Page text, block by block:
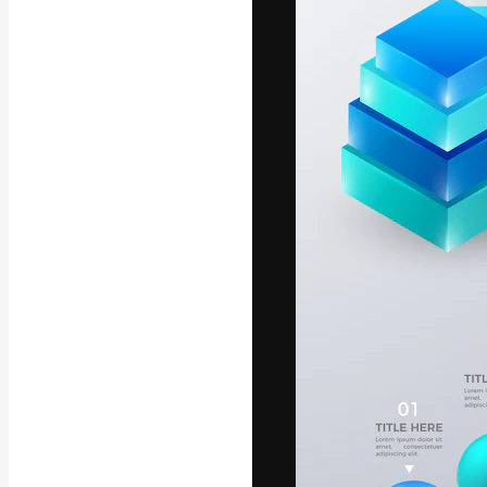
La
migliori lavori.
creativi,
Italiano
Copyright ©